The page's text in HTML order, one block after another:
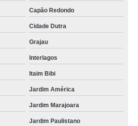
Capão Redondo
Cidade Dutra
Grajau
Interlagos
Itaim Bibi
Jardim América
Jardim Marajoara
Jardim Paulistano